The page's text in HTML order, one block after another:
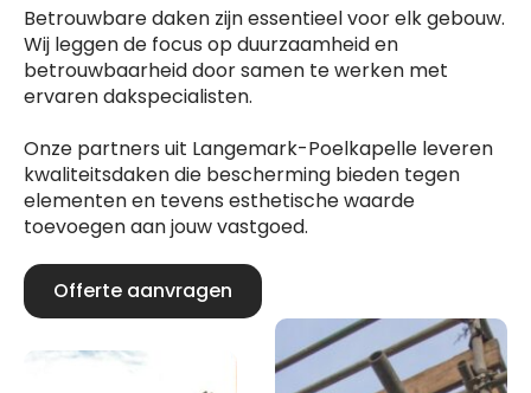
Betrouwbare daken zijn essentieel voor elk gebouw.
Wij leggen de focus op duurzaamheid en
betrouwbaarheid door samen te werken met
ervaren dakspecialisten.
Onze partners uit Langemark-Poelkapelle leveren
kwaliteitsdaken die bescherming bieden tegen
elementen en tevens esthetische waarde
toevoegen aan jouw vastgoed.
Offerte aanvragen